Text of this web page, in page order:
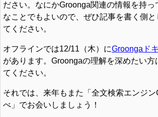
ださい。なにかGroonga関連の情報を持っ
なことでもよいので、ぜひ記事を書く側
てください。
オフラインでは12/11（木）にGroongaド
があります。Groongaの理解を深めたい方
てください。
それでは、来年もまた「全文検索エンジ
べ」でお会いしましょう！